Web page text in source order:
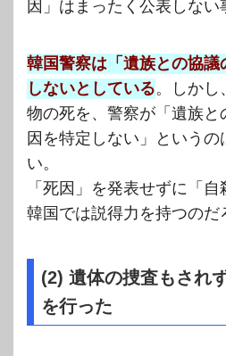
因」はまったく公表しない
韓国警察は「遺族との協
しないとしている。しかし
物の死を、警察が「遺族
因を特定しない」というの
い。
「死因」を発表せずに「自
韓国では説得力を持つのだ
(2) 遺体の捜査もされ
を行った